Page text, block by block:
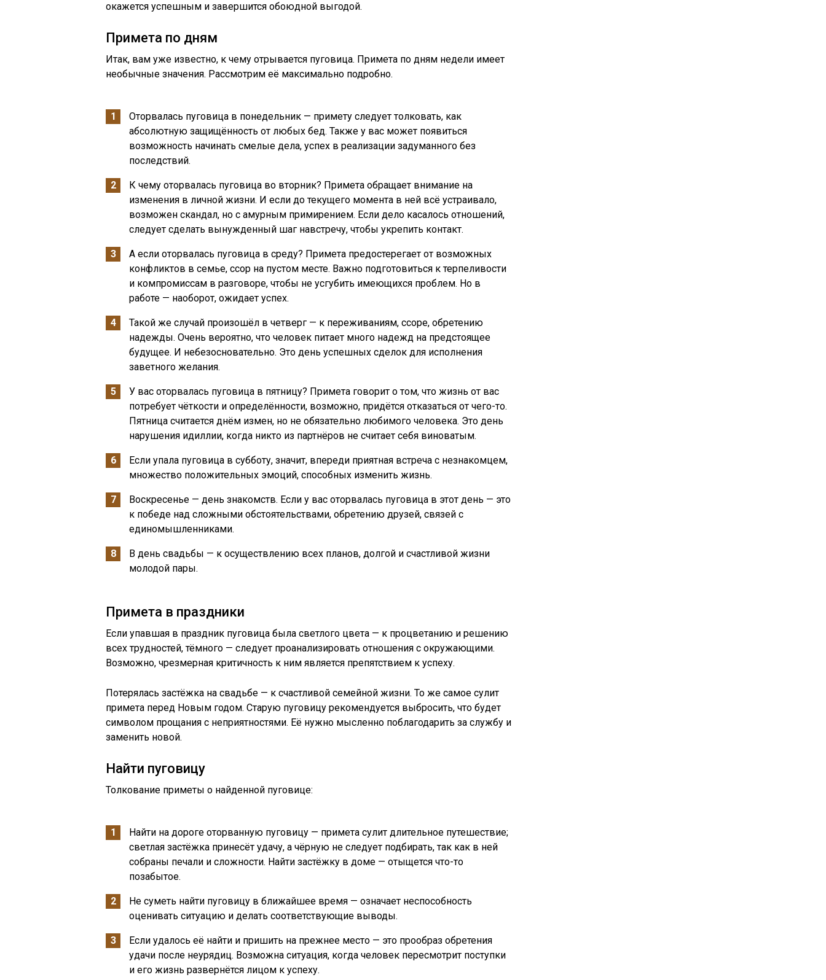
окажется успешным и завершится обоюдной выгодой.
Примета по дням
Итак, вам уже известно, к чему отрывается пуговица. Примета по дням недели имеет
необычные значения. Рассмотрим её максимально подробно.
Оторвалась пуговица в понедельник — примету следует толковать, как
абсолютную защищённость от любых бед. Также у вас может появиться
возможность начинать смелые дела, успех в реализации задуманного без
последствий.
К чему оторвалась пуговица во вторник? Примета обращает внимание на
изменения в личной жизни. И если до текущего момента в ней всё устраивало,
возможен скандал, но с амурным примирением. Если дело касалось отношений,
следует сделать вынужденный шаг навстречу, чтобы укрепить контакт.
А если оторвалась пуговица в среду? Примета предостерегает от возможных
конфликтов в семье, ссор на пустом месте. Важно подготовиться к терпеливости
и компромиссам в разговоре, чтобы не усгубить имеющихся проблем. Но в
работе — наоборот, ожидает успех.
Такой же случай произошёл в четверг — к переживаниям, ссоре, обретению
надежды. Очень вероятно, что человек питает много надежд на предстоящее
будущее. И небезосновательно. Это день успешных сделок для исполнения
заветного желания.
У вас оторвалась пуговица в пятницу? Примета говорит о том, что жизнь от вас
потребует чёткости и определённости, возможно, придётся отказаться от чего-то.
Пятница считается днём измен, но не обязательно любимого человека. Это день
нарушения идиллии, когда никто из партнёров не считает себя виноватым.
Если упала пуговица в субботу, значит, впереди приятная встреча с незнакомцем,
множество положительных эмоций, способных изменить жизнь.
Воскресенье — день знакомств. Если у вас оторвалась пуговица в этот день — это
к победе над сложными обстоятельствами, обретению друзей, связей с
единомышленниками.
В день свадьбы — к осуществлению всех планов, долгой и счастливой жизни
молодой пары.
Примета в праздники
Если упавшая в праздник пуговица была светлого цвета — к процветанию и решению
всех трудностей, тёмного — следует проанализировать отношения с окружающими.
Возможно, чрезмерная критичность к ним является препятствием к успеху.
Потерялась застёжка на свадьбе — к счастливой семейной жизни. То же самое сулит
примета перед Новым годом. Старую пуговицу рекомендуется выбросить, что будет
символом прощания с неприятностями. Её нужно мысленно поблагодарить за службу и
заменить новой.
Найти пуговицу
Толкование приметы о найденной пуговице:
Найти на дороге оторванную пуговицу — примета сулит длительное путешествие;
светлая застёжка принесёт удачу, а чёрную не следует подбирать, так как в ней
собраны печали и сложности. Найти застёжку в доме — отыщется что-то
позабытое.
Не суметь найти пуговицу в ближайшее время — означает неспособность
оценивать ситуацию и делать соответствующие выводы.
Если удалось её найти и пришить на прежнее место — это прообраз обретения
удачи после неурядиц. Возможна ситуация, когда человек пересмотрит поступки
и его жизнь развернётся лицом к успеху.